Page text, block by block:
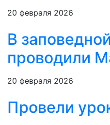
20 февраля 2026
В
проводили
20 февраля 2026
Провели